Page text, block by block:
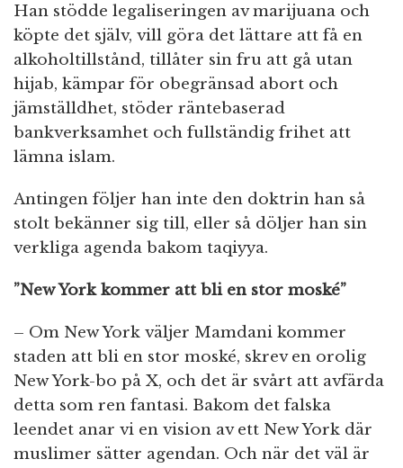
Han stödde legaliseringen av marijuana och
köpte det själv, vill göra det lättare att få en
alkoholtillstånd, tillåter sin fru att gå utan
hijab, kämpar för obegränsad abort och
jämställdhet, stöder räntebaserad
bankverksamhet och fullständig frihet att
lämna islam.
Antingen följer han inte den doktrin han så
stolt bekänner sig till, eller så döljer han sin
verkliga agenda bakom taqiyya.
”New York kommer att bli en stor moské”
– Om New York väljer Mamdani kommer
staden att bli en stor moské, skrev en orolig
New York-bo på X, och det är svårt att avfärda
detta som ren fantasi. Bakom det falska
leendet anar vi en vision av ett New York där
muslimer sätter agendan. Och när det väl är